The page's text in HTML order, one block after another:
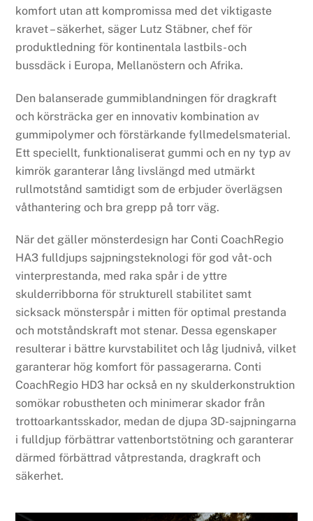
komfort utan att kompromissa med det viktigaste
kravet – säkerhet, säger Lutz Stäbner, chef för
produktledning för kontinentala lastbils- och
bussdäck i Europa, Mellanöstern och Afrika.
Den balanserade gummiblandningen för dragkraft
och körsträcka ger en innovativ kombination av
gummipolymer och förstärkande fyllmedelsmaterial.
Ett speciellt, funktionaliserat gummi och en ny typ av
kimrök garanterar lång livslängd med utmärkt
rullmotstånd samtidigt som de erbjuder överlägsen
våthantering och bra grepp på torr väg.
När det gäller mönsterdesign har Conti CoachRegio
HA3 fulldjups sajpningsteknologi för god våt- och
vinterprestanda, med raka spår i de yttre
skulderribborna för strukturell stabilitet samt
sicksack mönsterspår i mitten för optimal prestanda
och motståndskraft mot stenar. Dessa egenskaper
resulterar i bättre kurvstabilitet och låg ljudnivå, vilket
garanterar hög komfort för passagerarna. Conti
CoachRegio HD3 har också en ny skulderkonstruktion
somökar robustheten och minimerar skador från
trottoarkantsskador, medan de djupa 3D-sajpningarna
i fulldjup förbättrar vattenbortstötning och garanterar
därmed förbättrad våtprestanda, dragkraft och
säkerhet.